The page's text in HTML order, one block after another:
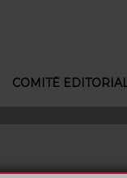
COMITÉ